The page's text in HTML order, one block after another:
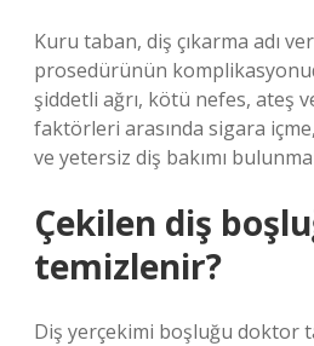
Kuru taban, diş çıkarma adı
prosedürünün
şiddetli ağrı, kötü nefes, ateş
faktörleri arasında sigara
ve yetersiz diş bakımı
Çekilen diş
temizlenir?
Diş yerçekimi boşluğu doktor